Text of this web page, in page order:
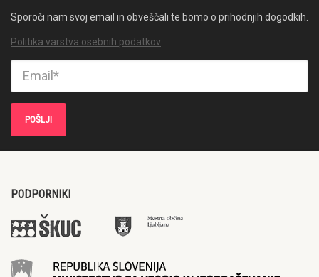
Sporoči nam svoj email in obveščali te bomo o prihodnjih dogodkih.
Politika varstva osebnih podatkov
PODPORNIKI